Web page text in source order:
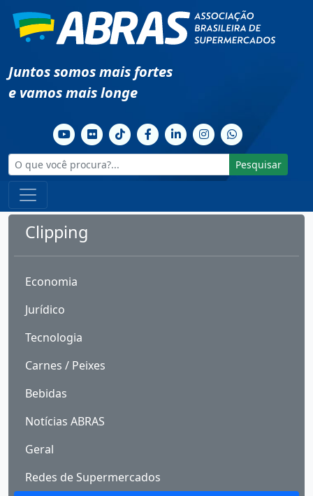
Juntos somos mais fortes
e vamos mais longe
Pesquisar
Clipping
Economia
Jurídico
Tecnologia
Carnes / Peixes
Bebidas
Notícias ABRAS
Geral
Redes de Supermercados